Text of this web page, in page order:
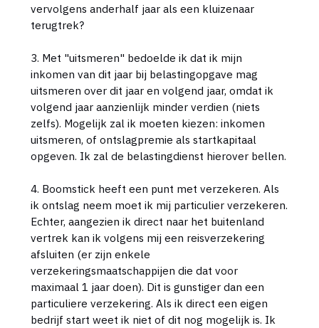
vervolgens anderhalf jaar als een kluizenaar
terugtrek?
3. Met "uitsmeren" bedoelde ik dat ik mijn
inkomen van dit jaar bij belastingopgave mag
uitsmeren over dit jaar en volgend jaar, omdat ik
volgend jaar aanzienlijk minder verdien (niets
zelfs). Mogelijk zal ik moeten kiezen: inkomen
uitsmeren, of ontslagpremie als startkapitaal
opgeven. Ik zal de belastingdienst hierover bellen.
4. Boomstick heeft een punt met verzekeren. Als
ik ontslag neem moet ik mij particulier verzekeren.
Echter, aangezien ik direct naar het buitenland
vertrek kan ik volgens mij een reisverzekering
afsluiten (er zijn enkele
verzekeringsmaatschappijen die dat voor
maximaal 1 jaar doen). Dit is gunstiger dan een
particuliere verzekering. Als ik direct een eigen
bedrijf start weet ik niet of dit nog mogelijk is. Ik